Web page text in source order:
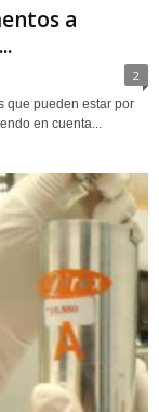
a
2
que pueden estar por
en cuenta...